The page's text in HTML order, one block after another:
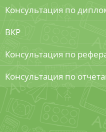
Консультация по
ВКР
Консультация по
Консультация по